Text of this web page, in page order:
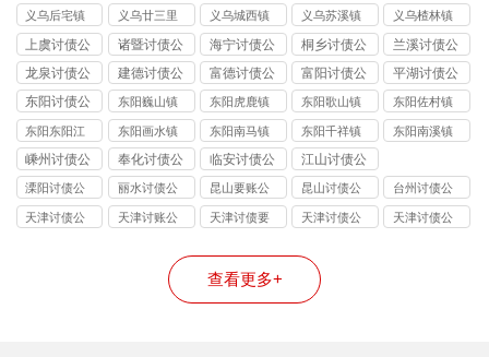
司
讨债公司
镇讨债公司
讨债公司
讨债公司
义乌后宅镇
讨债公司
义乌廿三里
镇讨债公司
义乌城西镇
讨债公司
义乌苏溪镇
讨债公司
义乌楂林镇
讨债公司
上虞讨债公
司
诸暨讨债公
司
海宁讨债公
司
桐乡讨债公
司
兰溪讨债公
司
龙泉讨债公
司
建德讨债公
司
富德讨债公
司
富阳讨债公
司
平湖讨债公
司
东阳讨债公
司
东阳巍山镇
讨债公司
东阳虎鹿镇
讨债公司
东阳歌山镇
讨债公司
东阳佐村镇
讨债公司
东阳东阳江
镇讨债公司
东阳画水镇
讨债公司
东阳南马镇
讨债公司
东阳千祥镇
讨债公司
东阳南溪镇
嵊州讨债公
司
奉化讨债公
司
临安讨债公
司
江山讨债公
司
溧阳讨债公
司
丽水讨债公
司
昆山要账公
司
昆山讨债公
司
台州讨债公
司
天津讨债公
天津讨账公
天津讨债要
天津讨债公
天津讨债公
查看更多+